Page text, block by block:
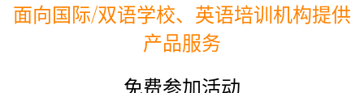
面向国际/双语学校、英语培训机构提供
产品服务
免费参加活动